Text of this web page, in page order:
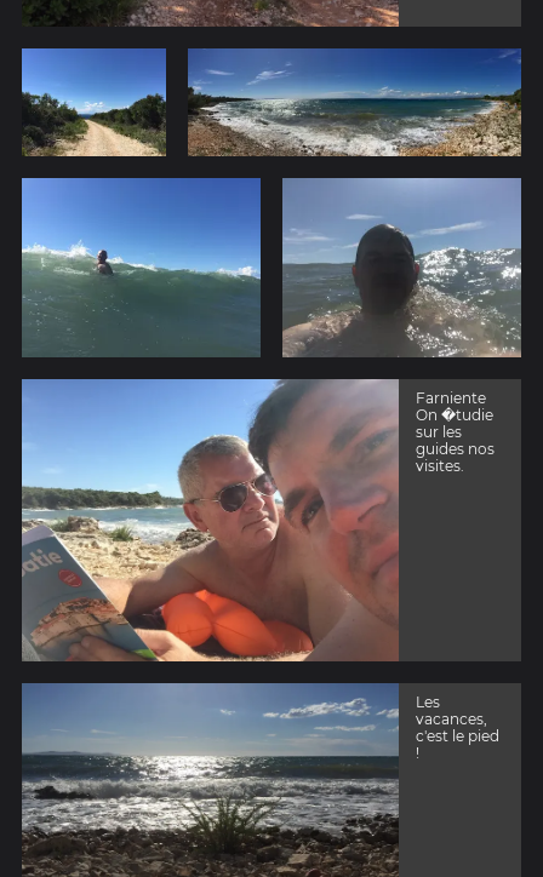
Farniente
On �tudie
sur les
guides nos
visites.
Les
vacances,
c'est le pied
!